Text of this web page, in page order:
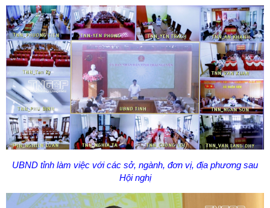
UBND tỉnh làm việc với các sở, ngành, đơn vị, địa phương sau
Hội nghị